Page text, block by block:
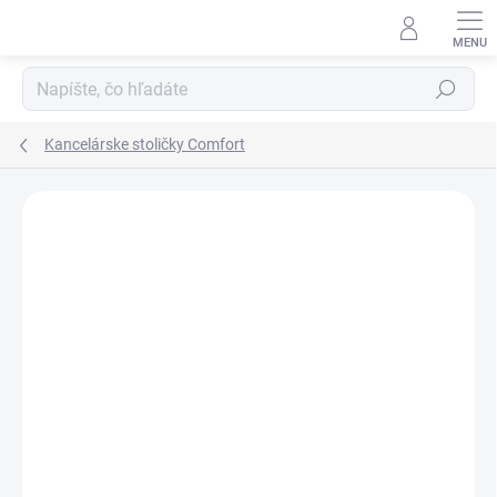
Hľadať
Kancelárske stoličky Comfort